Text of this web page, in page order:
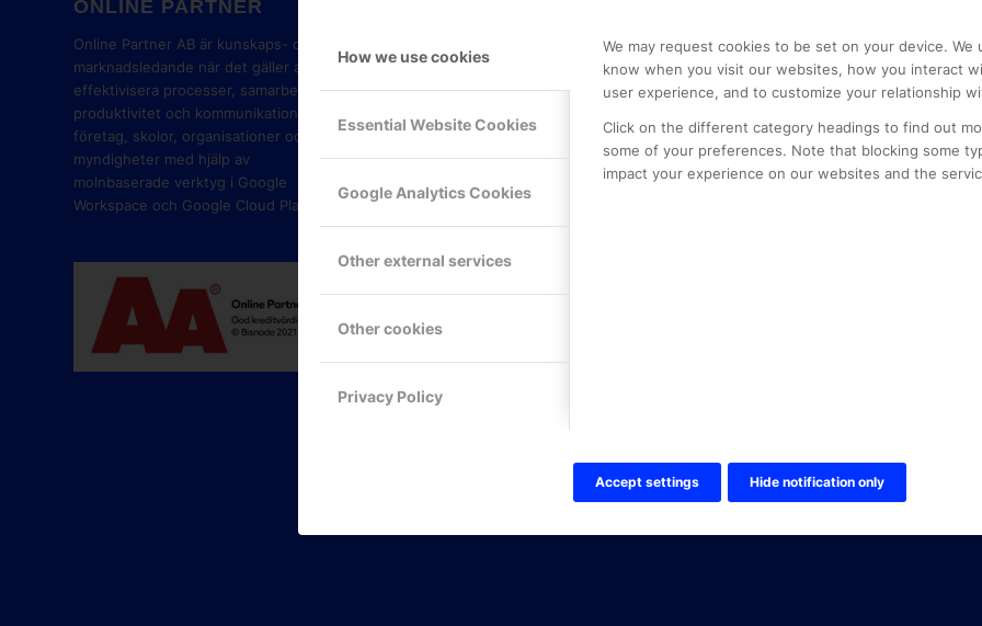
How we use cookies
Essential Website Cookies
Google Analytics Cookies
Other external services
Other cookies
Privacy Policy
We may request cookies to be set on your device. We
know when you visit our websites, how you interact
user experience, and to customize your relationship
Click on the different category headings to find out
some of your preferences. Note that blocking some
impact your experience on our websites and the
Accept settings Hide notification only
ONLINE PARTNER
Online Partner AB är kunskaps- och
marknadsledande när det gäller att
effektivisera processer, samarbete,
produktivitet och kommunikation i
företag, skolor, organisationer och
myndigheter med hjälp av
molnbaserade verktyg i Google
Workspace och Google Cloud Platform.
ONLINE PARTNER AB
Mejerivägen 3
117 61 Stockholm
Tel: 08-42 00 04 00
Hitta hit